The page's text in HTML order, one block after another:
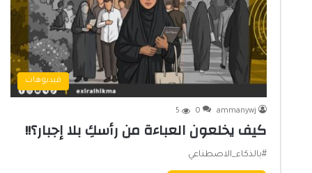
فيديوهات
ammanywj
0
5
كيف يخلعون العباءة من رأسكِ بلا إجبار؟!!
#بالذكاء_الاصطناعي